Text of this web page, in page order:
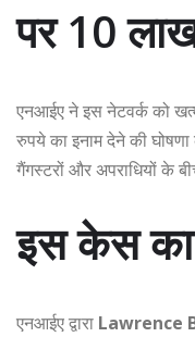
पर 10
एनआईए ने इस नेटवर्क को
रुपये का इनाम देने की
गैंगस्टरों और अपराधियों के
इस केस का
एनआईए द्वारा Lawrence